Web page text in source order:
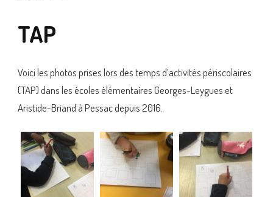
TAP
Voici les photos prises lors des temps d’activités périscolaires
(TAP) dans les écoles élémentaires Georges-Leygues et
Aristide-Briand à Pessac depuis 2016.